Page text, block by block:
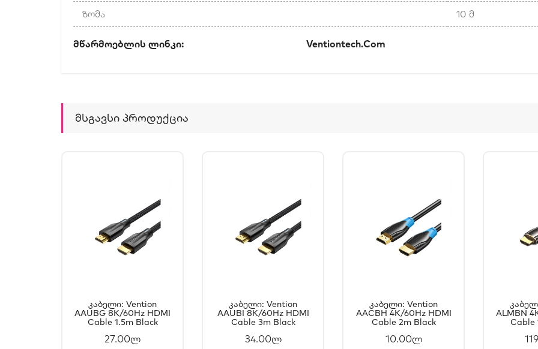
ზომა 10 მ
Მწარმოებლის Ლინკი: Ventiontech.com
Მსგავსი Პროდუქცია
ᲙᲐᲚᲐᲗᲐᲨᲘ
ᲓᲐᲛᲐᲢᲔᲑᲐ
Კაბელი: Vention
AAUBG 8K/60Hz HDMI
Cable 1.5m Black
27.00ლ
ᲙᲐᲚᲐᲗᲐᲨᲘ
ᲓᲐᲛᲐᲢᲔᲑᲐ
Კაბელი: Vention
AAUBI 8K/60Hz HDMI
Cable 3m Black
34.00ლ
ᲙᲐᲚᲐᲗᲐᲨᲘ
ᲓᲐᲛᲐᲢᲔᲑᲐ
Კაბელი: Vention
AACBH 4K/60Hz HDMI
Cable 2m Black
10.00ლ
ALMBN
Cable